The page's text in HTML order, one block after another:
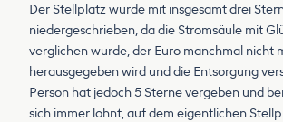
Der Stellplatz wurde mit insgesamt drei
niedergeschrieben, da die Stromsäule mit
verglichen wurde, der Euro manchmal nicht
herausgegeben wird und die Entsorgung
Person hat jedoch 5 Sterne vergeben und
sich immer lohnt, auf dem eigentlichen